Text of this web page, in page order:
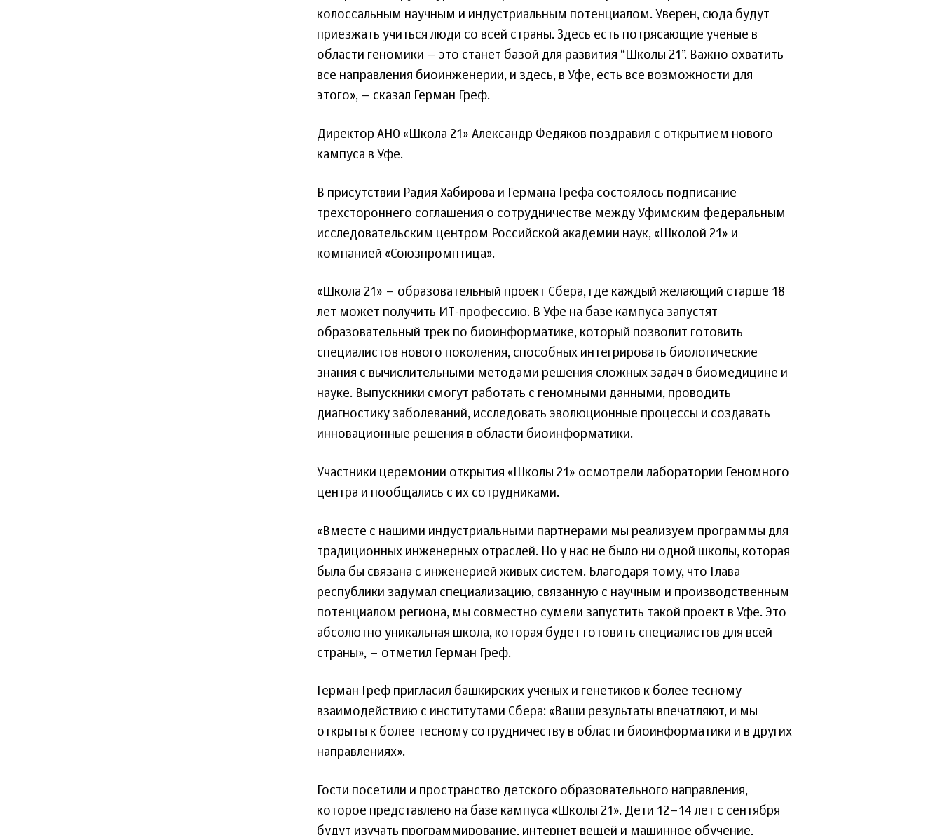
колоссальным научным и индустриальным потенциалом. Уверен, сюда будут
приезжать учиться люди со всей страны. Здесь есть потрясающие ученые в
области геномики – это станет базой для развития “Школы 21”. Важно охватить
все направления биоинженерии, и здесь, в Уфе, есть все возможности для
этого», – сказал Герман Греф.
Директор АНО «Школа 21» Александр Федяков поздравил с открытием нового
кампуса в Уфе.
В присутствии Радия Хабирова и Германа Грефа состоялось подписание
трехстороннего соглашения о сотрудничестве между Уфимским федеральным
исследовательским центром Российской академии наук, «Школой 21» и
компанией «Союзпромптица».
«Школа 21» – образовательный проект Сбера, где каждый желающий старше 18
лет может получить ИТ-профессию. В Уфе на базе кампуса запустят
образовательный трек по биоинформатике, который позволит готовить
специалистов нового поколения, способных интегрировать биологические
знания с вычислительными методами решения сложных задач в биомедицине и
науке. Выпускники смогут работать с геномными данными, проводить
диагностику заболеваний, исследовать эволюционные процессы и создавать
инновационные решения в области биоинформатики.
Участники церемонии открытия «Школы 21» осмотрели лаборатории Геномного
центра и пообщались с их сотрудниками.
«Вместе с нашими индустриальными партнерами мы реализуем программы для
традиционных инженерных отраслей. Но у нас не было ни одной школы, которая
была бы связана с инженерией живых систем. Благодаря тому, что Глава
республики задумал специализацию, связанную с научным и производственным
потенциалом региона, мы совместно сумели запустить такой проект в Уфе. Это
абсолютно уникальная школа, которая будет готовить специалистов для всей
страны», – отметил Герман Греф.
Герман Греф пригласил башкирских ученых и генетиков к более тесному
взаимодействию с институтами Сбера: «Ваши результаты впечатляют, и мы
открыты к более тесному сотрудничеству в области биоинформатики и в других
направлениях».
Гости посетили и пространство детского образовательного направления,
которое представлено на базе кампуса «Школы 21». Дети 12–14 лет с сентября
будут изучать программирование, интернет вещей и машинное обучение,